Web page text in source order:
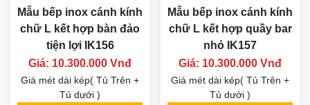
Mẫu bếp inox cánh kính
chữ L kết hợp bàn đảo
tiện lợi IK156
Giá: 10.300.000 Vnđ
Giá mét dài kép( Tủ Trên +
Tủ dưới )
Mẫu bếp inox cánh kính
chữ L kết hợp quầy bar
nhỏ IK157
Giá: 10.300.000 Vnđ
Giá mét dài kép( Tủ Trên +
Tủ dưới )